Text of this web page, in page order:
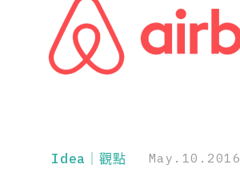
Idea｜觀點 May.10.2016